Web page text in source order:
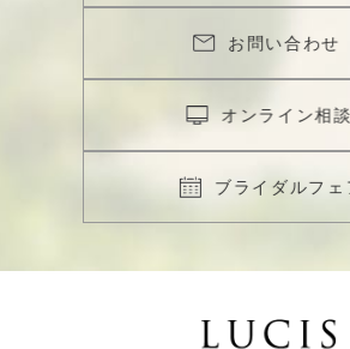
お問い合わせ
オンライン相談
ブライダルフェ